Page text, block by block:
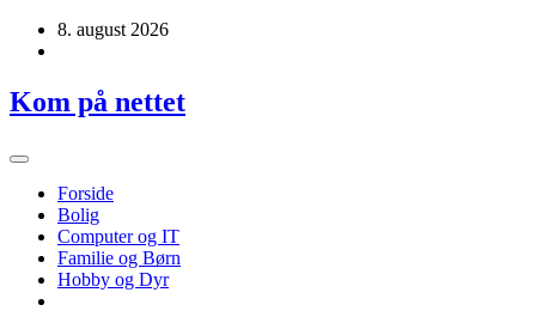
Videre8. august 2026
Kom på nettet
Forside
Bolig
Computer og IT
Familie og Børn
Hobby og Dyr